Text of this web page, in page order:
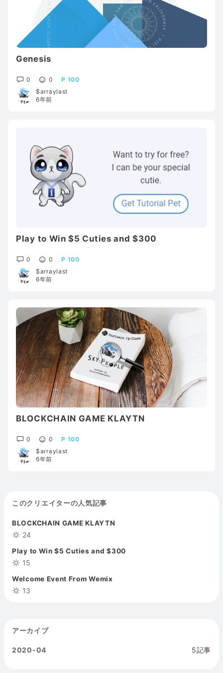
Genesis
0 0
100
$arraylast
6年前
Play to Win $5 Cuties and $300
0 0
100
$arraylast
6年前
BLOCKCHAIN GAME KLAYTN
0 0
100
$arraylast
6年前
このクリエイターの人気記事
BLOCKCHAIN GAME KLAYTN
24
Play to Win $5 Cuties and $300
15
Welcome Event From Wemix
13
アーカイブ
2020-04 5記事